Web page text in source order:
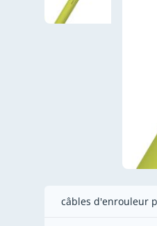
câbles d'enrouleur